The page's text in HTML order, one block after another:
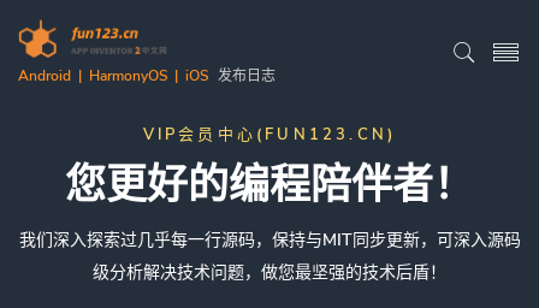
Android | HarmonyOS | iOS 发布日志
VIP会员中心(FUN123.CN)
您更好的编程陪伴者！
我们深入探索过几乎每一行源码，保持与MIT同步更新，可深入源码
级分析解决技术问题，做您最坚强的技术后盾！